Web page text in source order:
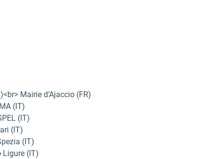
Mairie d’Ajaccio (FR)
(IT)
(IT)
(IT)
(IT)
Ligure (IT)